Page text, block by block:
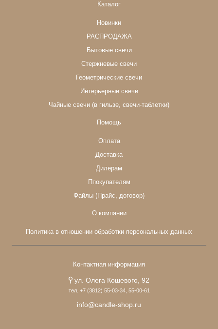
Каталог
Новинки
РАСПРОДАЖА
Бытовые свечи
Стержневые свечи
Геометрические свечи
Интерьерные свечи
Чайные свечи (в гильзе, свечи-таблетки)
Помощь
Оплата
Доставка
Дилерам
Ппокупателям
Файлы (Прайс, договор)
О компании
Политика в отношении обработки персональных данных
Контактная информация
ул. Олега Кошевого, 92
тел. +7 (3812) 55-03-34, 55-00-61
info@candle-shop.ru